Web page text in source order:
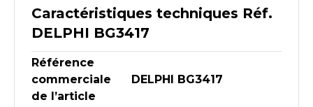
Caractéristiques techniques Réf.
DELPHI BG3417
Référence
commerciale
de l’article
DELPHI BG3417